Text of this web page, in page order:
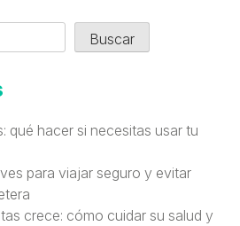
Buscar
qué hacer si necesitas usar tu
para viajar seguro y evitar
crece: cómo cuidar su salud y